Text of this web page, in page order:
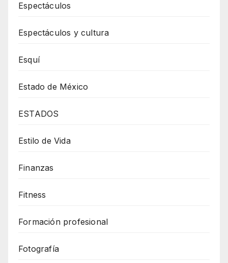
Espectáculos
Espectáculos y cultura
Esquí
Estado de México
ESTADOS
Estilo de Vida
Finanzas
Fitness
Formación profesional
Fotografía